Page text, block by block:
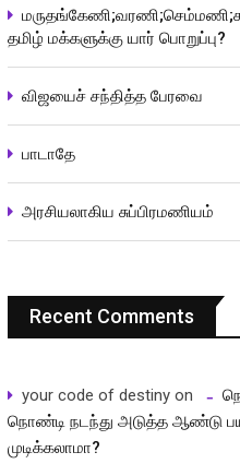
தமிழ் மக்களுக்கு யார் பொறுப்பு?
விஜயைச் சந்தித்த பேரவை
பாடாதே
அரசியலாகிய சுப்பிரமணியம்
Recent Comments
your code of destiny on
நொண்டி நடந்து அடுத்த ஆண்டு
முடிக்கலாமா?